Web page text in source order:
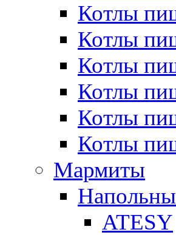
Котлы
Котлы
Котлы
Котлы
Котлы
Котлы
Мармиты
ATESY